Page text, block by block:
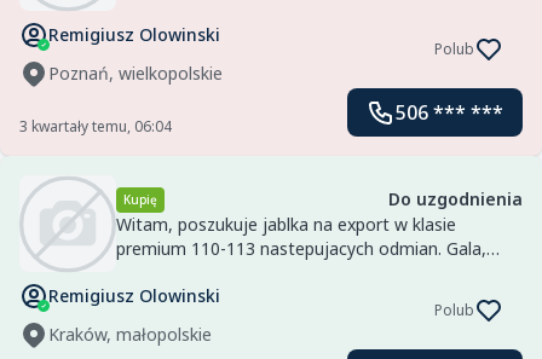
Remigiusz Olowinski
Poznań, wielkopolskie
Polub
3 kwartały temu, 06:04
506 *** ***
Kupię
Do uzgodnienia
Witam, poszukuje jablka na export w klasie
premium 110-113 nastepujacych odmian. Gala,
Remigiusz Olowinski
Kraków, małopolskie
Polub